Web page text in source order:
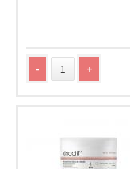
- +